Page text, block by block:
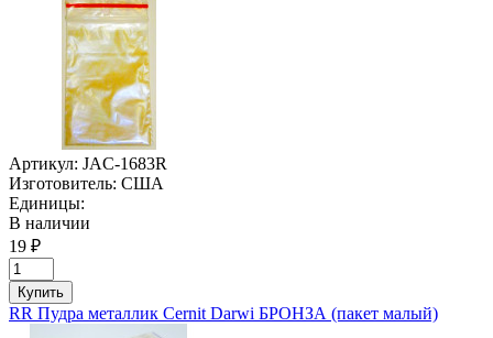
Артикул: JAC-1683R
Изготовитель: США
Единицы:
В наличии
19 ₽
Купить
RR Пудра металлик Cernit Darwi БРОНЗА (пакет малый)